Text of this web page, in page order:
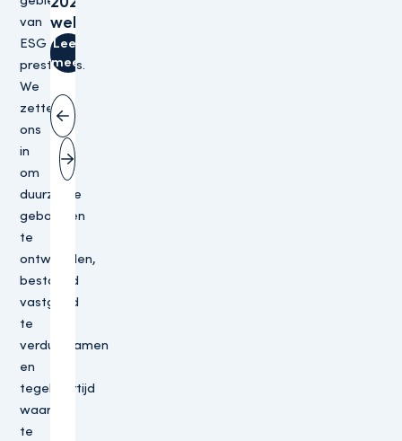
van
ESG
prestaties.
We
zetten
ons
in
om
duurzame
gebouwen
te
ontwikkelen,
bestaand
vastgoed
te
verduurzamen
en
tegelijkertijd
waarde
te
website
Lees
meer
Vorige slide
Volgende slide